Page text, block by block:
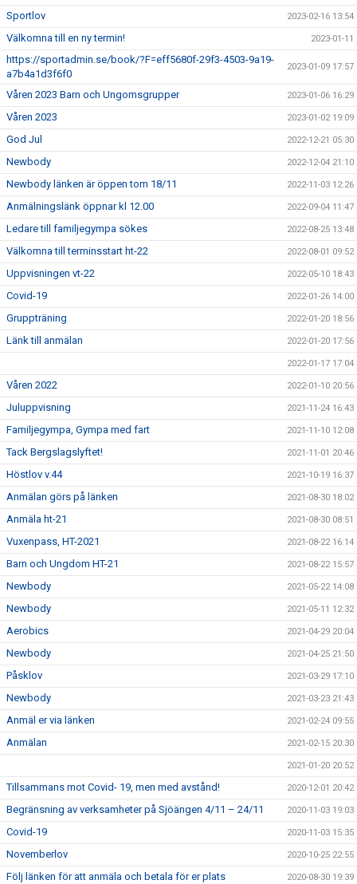
Sportlov 2023-02-16 13:54
Välkomna till en ny termin! 2023-01-11
https://sportadmin.se/book/?F=eff5680f-29f3-4503-9a19-
a7b4a1d3f6f0
2023-01-09 17:57
Våren 2023 Barn och Ungomsgrupper 2023-01-06 16:29
Våren 2023 2023-01-02 19:09
God Jul 2022-12-21 05:30
Newbody 2022-12-04 21:10
Newbody länken är öppen tom 18/11 2022-11-03 12:26
Anmälningslänk öppnar kl 12.00 2022-09-04 11:47
Ledare till familjegympa sökes 2022-08-25 13:48
Välkomna till terminsstart ht-22 2022-08-01 09:52
Uppvisningen vt-22 2022-05-10 18:43
Covid-19 2022-01-26 14:00
Gruppträning 2022-01-20 18:56
Länk till anmälan 2022-01-20 17:56
2022-01-17 17:04
Våren 2022 2022-01-10 20:56
Juluppvisning 2021-11-24 16:43
Familjegympa, Gympa med fart 2021-11-10 12:08
Tack Bergslagslyftet! 2021-11-01 20:46
Höstlov v.44 2021-10-19 16:37
Anmälan görs på länken 2021-08-30 18:02
Anmäla ht-21 2021-08-30 08:51
Vuxenpass, HT-2021 2021-08-22 16:14
Barn och Ungdom HT-21 2021-08-22 15:57
Newbody 2021-05-22 14:08
Newbody 2021-05-11 12:32
Aerobics 2021-04-29 20:04
Newbody 2021-04-25 21:50
Påsklov 2021-03-29 17:10
Newbody 2021-03-23 21:43
Anmäl er via länken 2021-02-24 09:55
Anmälan 2021-02-15 20:30
2021-01-20 20:52
Tillsammans mot Covid- 19, men med avstånd! 2020-12-01 20:42
Begränsning av verksamheter på Sjöängen 4/11 – 24/11 2020-11-03 19:03
Covid-19 2020-11-03 15:35
Novemberlov 2020-10-25 22:55
Följ länken för att anmäla och betala för er plats 2020-08-30 19:39